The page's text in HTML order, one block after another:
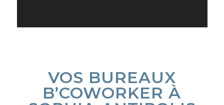
VOS BUREAUX
B’COWORKER À